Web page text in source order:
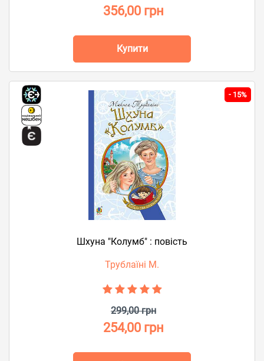
356,00 грн
Купити
- 15%
Шхуна "Колумб" : повість
Трублаїні М.
299,00 грн
254,00 грн